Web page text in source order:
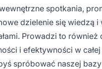
spotkania,
dzielenie się wiedzą i
Prowadzi to również
i efektywności w
spróbować naszej